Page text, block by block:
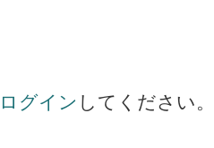
ログイン してください。